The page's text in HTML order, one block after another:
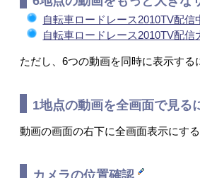
自転車ロードレース2010TV配信
自転車ロードレース2010TV配信
ただし、6つの動画を同時に表示す
1地点の動画を全画面で見る
動画の画面の右下に全画面表示にする
カメラの位置確認